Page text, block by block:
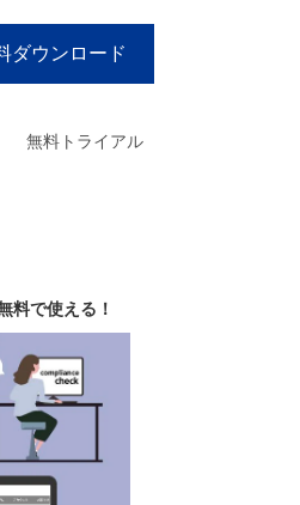
ダウンロード
無料トライアル
料で使える！